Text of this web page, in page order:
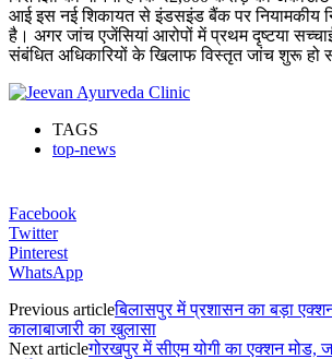
आई इस नई शिकायत से इंडसइंड बैंक पर नियामकीय
है। अगर जांच एजेंसियां आरोपों में प्रथम दृष्टया
संबंधित अधिकारियों के खिलाफ विस्तृत जांच शुरू हो
TAGS
top-news
Facebook
Twitter
Pinterest
WhatsApp
Previous articleबिलासपुर में प्रशासन का बड़ा
कालाबाजारी का खुलासा
Next articleगोरखपुर में सीएम योगी का एक्शन मोड,